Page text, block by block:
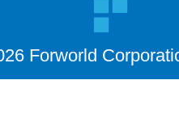
Forworld